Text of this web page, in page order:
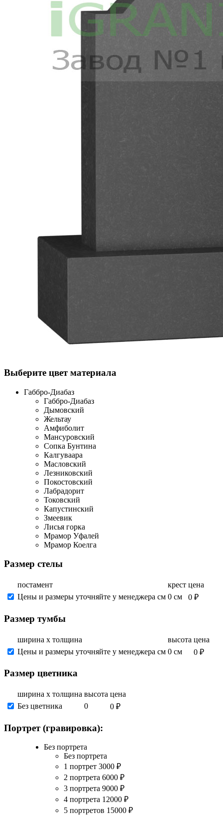
Выберите цвет материала
Габбро-Диабаз
Габбро-Диабаз
Дымовский
Жельтау
Амфиболит
Мансуровский
Сопка Бунтина
Калгуваара
Масловский
Лезниковский
Покостовский
Лабрадорит
Токовский
Капустинский
Змеевик
Лисья горка
Мрамор Уфалей
Мрамор Коелга
Размер стелы
постамент крест цена
Цены и размеры уточняйте у менеджера см 0 см 0 ₽
Размер тумбы
ширина х толщина высота цена
Цены и размеры уточняйте у менеджера см 0 см 0 ₽
Размер цветника
ширина х толщина высота цена
Без цветника
0 0 ₽
Портрет (гравировка):
Без портрета
Без портрета
1 портрет 3000 ₽
2 портрета 6000 ₽
3 портрета 9000 ₽
4 портрета 12000 ₽
5 портретов 15000 ₽